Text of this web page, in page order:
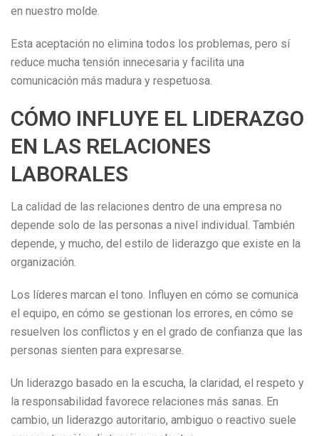
en nuestro molde.
Esta aceptación no elimina todos los problemas, pero sí
reduce mucha tensión innecesaria y facilita una
comunicación más madura y respetuosa.
CÓMO INFLUYE EL LIDERAZGO
EN LAS RELACIONES
LABORALES
La calidad de las relaciones dentro de una empresa no
depende solo de las personas a nivel individual. También
depende, y mucho, del estilo de liderazgo que existe en la
organización.
Los líderes marcan el tono. Influyen en cómo se comunica
el equipo, en cómo se gestionan los errores, en cómo se
resuelven los conflictos y en el grado de confianza que las
personas sienten para expresarse.
Un liderazgo basado en la escucha, la claridad, el respeto y
la responsabilidad favorece relaciones más sanas. En
cambio, un liderazgo autoritario, ambiguo o reactivo suele